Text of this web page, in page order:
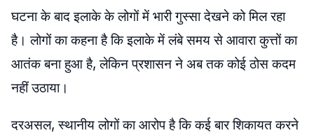
घटना के बाद इलाके के लोगों में भारी गुस्सा देखने को मिल रहा
है। लोगों का कहना है कि इलाके में लंबे समय से आवारा कुत्तों का
आतंक बना हुआ है, लेकिन प्रशासन ने अब तक कोई ठोस कदम
नहीं उठाया।
दरअसल, स्थानीय लोगों का आरोप है कि कई बार शिकायत करने